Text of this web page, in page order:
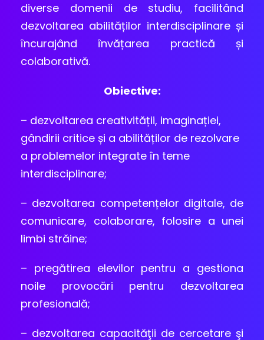
diverse domenii de studiu, facilitând
dezvoltarea abilităților interdisciplinare și
încurajând învățarea practică și
colaborativă.
Obiective:
– dezvoltarea creativității, imaginației,
gândirii critice și a abilităților de rezolvare
a problemelor integrate în teme
interdisciplinare;
– dezvoltarea competențelor digitale, de
comunicare, colaborare, folosire a unei
limbi străine;
– pregătirea elevilor pentru a gestiona
noile provocări pentru dezvoltarea
profesională;
– dezvoltarea capacităţii de cercetare şi